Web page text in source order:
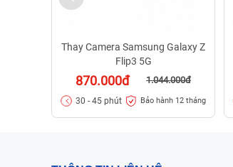
Thay Camera Samsung Galaxy Z
Flip3 5G
870.000đ 1.044.000đ
30 - 45 phút Bảo hành 12 tháng